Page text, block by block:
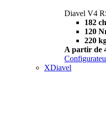
Diavel V4
182 ch
120
220
A partir de
XDiavel